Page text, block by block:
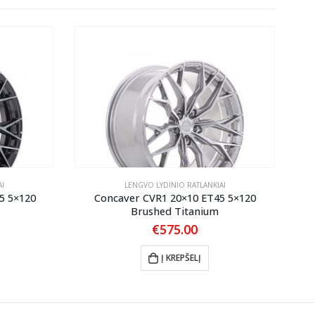
5×120
LENGVO LYDINIO RATLANKIAI
Concaver CVR1 20×10 ET45 5×120
Brushed Titanium
€575.00
Į KREPŠELĮ